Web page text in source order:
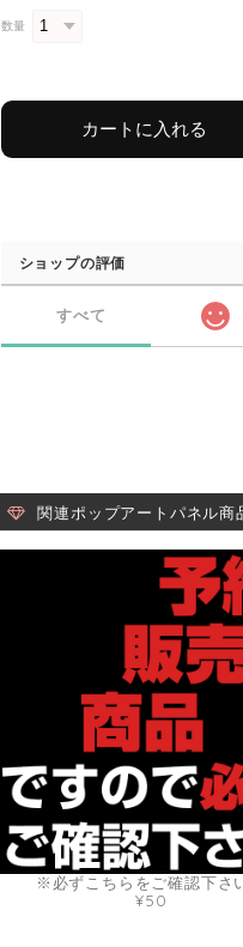
数量
カートに入れる
ショップの評価
すべて
関連ポップアートパネル商
※必ずこちらをご確認下さ
¥50